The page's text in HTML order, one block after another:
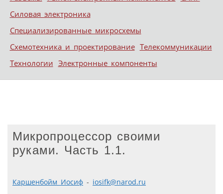
Силовая электроника
Специализированные микросхемы
Схемотехника и проектирование Телекоммуникации
Технологии Электронные компоненты
Микропроцессор своими
руками. Часть 1.1.
Каршенбойм Иосиф - iosifk@narod.ru